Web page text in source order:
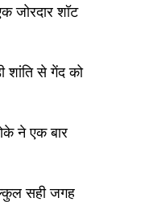
जोरदार शॉट
शांति से गेंद को
ने एक बार
सही जगह